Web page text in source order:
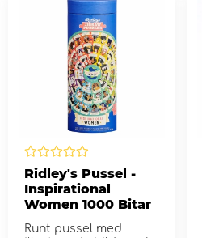
Ridley's Pussel -
Inspirational
Women 1000 Bitar
Runt pussel med